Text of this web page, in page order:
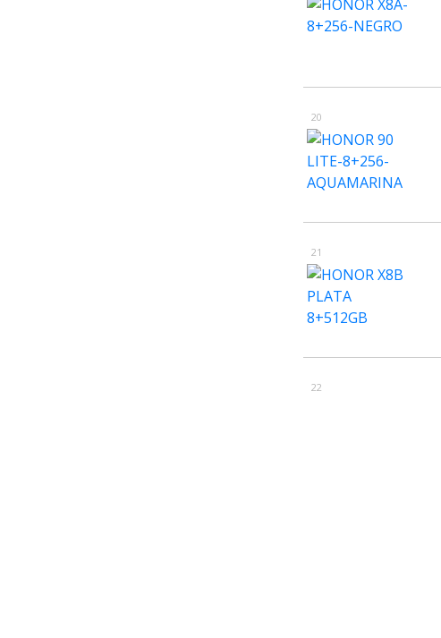
20
21
22